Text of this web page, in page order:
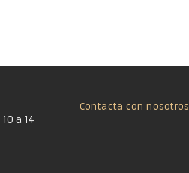
a 14
Contacta con nosotros